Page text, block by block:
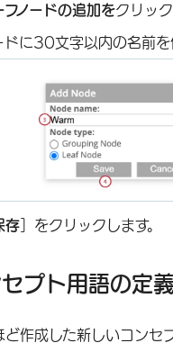
フノードの追加をクリック
ドに30文字以内の名前を
存 ］をクリックします。
プト用語の定義
ど作成した新しいコンセ